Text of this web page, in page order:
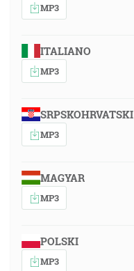
MP3
ITALIANO
MP3
SRPSKOHRVATSKI
MP3
MAGYAR
MP3
POLSKI
MP3